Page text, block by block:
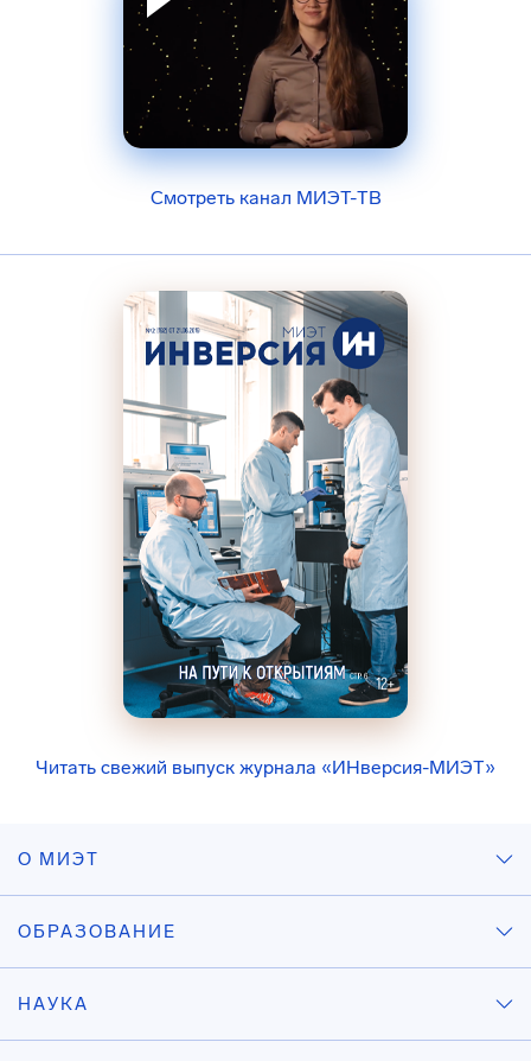
Смотреть канал МИЭТ-ТВ
Читать свежий выпуск журнала «ИНверсия-МИЭТ»
О МИЭТ
ОБРАЗОВАНИЕ
НАУКА